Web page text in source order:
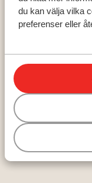
du kan välja vilka
preferenser eller